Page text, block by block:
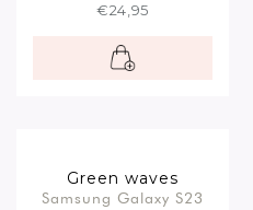
€24,95
Green waves
Samsung Galaxy S23